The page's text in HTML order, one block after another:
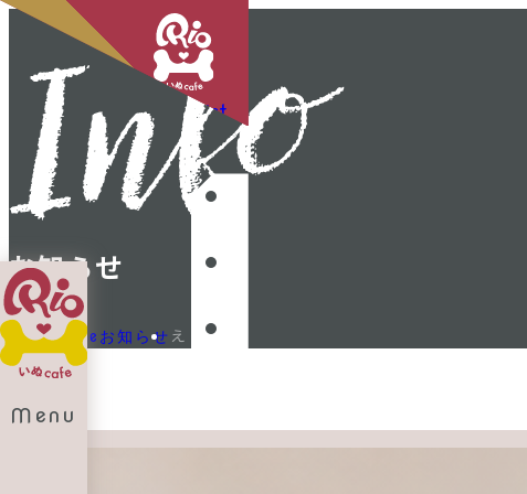
Menu
Shop List
お知らせ
Home お知らせ えりんぎ